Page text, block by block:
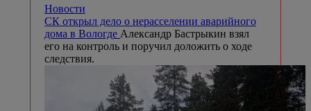
Новости
СК открыл дело о нерасселении аварийного
дома в Вологде Александр Бастрыкин взял
его на контроль и поручил доложить о ходе
следствия.